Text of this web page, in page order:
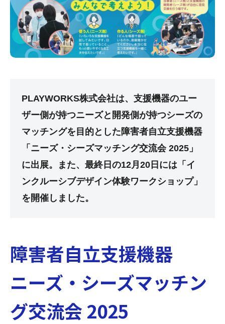
PLAYWORKS株式会社は、支援機器のユー
ザー側が持つニーズと開発側が持つシーズの
マッチングを目的とした障害者自立支援機器
「ニーズ・シーズマッチング交流会 2025」
に出展。また、最終日の12月20日には「イ
ンクルーシブデザイン体験ワークショップ」
を開催しました。
障害者自立支援機器
ニーズ・シーズマッチン
グ交流会 2025